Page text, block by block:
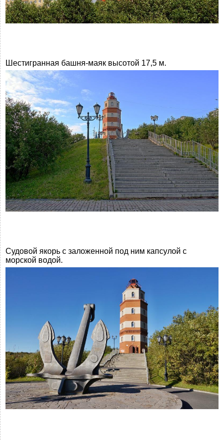
Шестигранная башня-маяк высотой 17,5 м.
Судовой якорь с заложенной под ним капсулой с
морской водой.